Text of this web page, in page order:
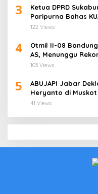
3
Ketua DPRD
Paripurna Bahas
122 Views
4
Otmil II-08
AS, Menunggu
Jati Cirebon
103 Views
5
ABUJAPI Jabar
Heryanto di
41 Views